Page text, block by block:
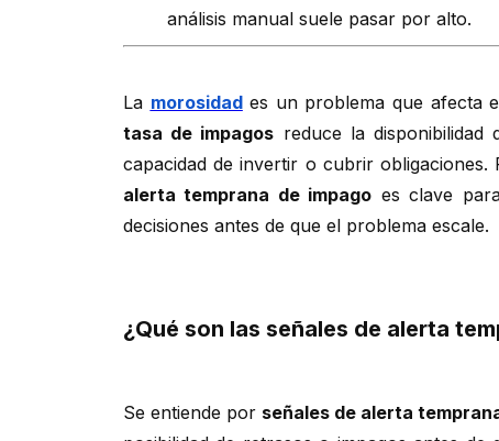
análisis manual suele pasar por alto.
La morosidades un problema que afecta
tasa de impagos reduce la
capacidad de invertir o cubrir obligaciones.
alerta temprana de impago es clave
decisiones antes de que el problema escale.
¿Qué son las señales de alerta
Se entiende por señales de alerta